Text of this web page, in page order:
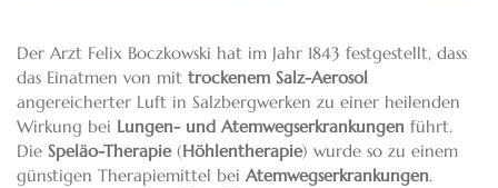
Der Arzt Felix Boczkowski hat im Jahr 1843 festgestellt, dass
das Einatmen von mit trockenem Salz-Aerosol
angereicherter Luft in Salzbergwerken zu einer heilenden
Wirkung bei Lungen- und Atemwegserkrankungen führt.
Die Speläo-Therapie(Höhlentherapie) wurde so zu einem
günstigen Therapiemittel bei Atemwegserkrankungen.